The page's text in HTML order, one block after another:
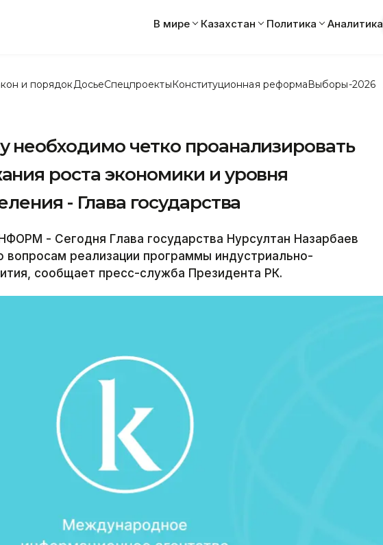
В мире Казахстан Политика Аналитика
и порядок ДосьеСпецпроектыКонституционная реформаВыборы-2026
необходимо четко проанализировать
роста экономики и уровня
- Глава государства
- Сегодня Глава государства Нурсултан Назарбаев
вопросам реализации программы индустриально-
сообщает пресс-служба Президента РК.